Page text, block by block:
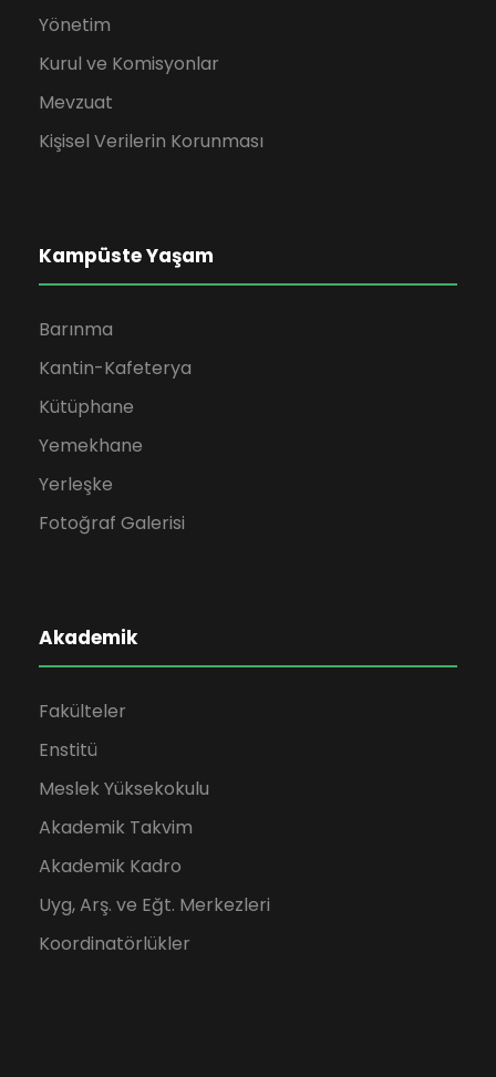
Yönetim
Kurul ve Komisyonlar
Mevzuat
Kişisel Verilerin Korunması
Kampüste Yaşam
Barınma
Kantin-Kafeterya
Kütüphane
Yemekhane
Yerleşke
Fotoğraf Galerisi
Akademik
Fakülteler
Enstitü
Meslek Yüksekokulu
Akademik Takvim
Akademik Kadro
Uyg, Arş. ve Eğt. Merkezleri
Koordinatörlükler